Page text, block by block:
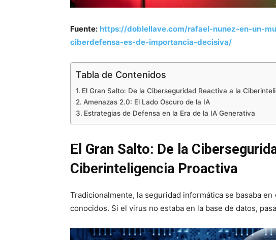
Fuente: https://doblellave.com/rafael-nunez-en-un-
ciberdefensa-es-de-importancia-decisiva/
Tabla de Contenidos
El Gran Salto: De la Ciberseguridad Reactiva a la
Amenazas 2.0: El Lado Oscuro de la IA
Estrategias de Defensa en la Era de la IA Generativa
El Gran Salto: De la
Ciberinteligencia Proactiva
Tradicionalmente, la seguridad informática se basaba
conocidos. Si el virus no estaba en la base de datos,